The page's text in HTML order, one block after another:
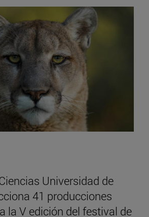
Universidad de
41 producciones
la V edición del festival de